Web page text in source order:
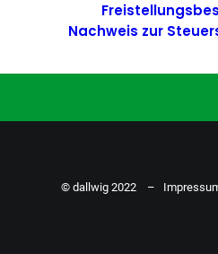
Nachweis zur
ZU DEN
© dallwig 2022 –